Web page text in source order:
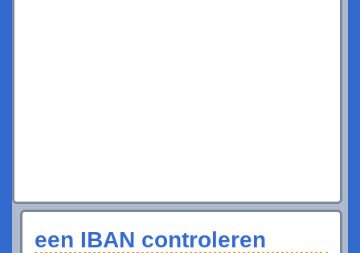
een IBAN controleren